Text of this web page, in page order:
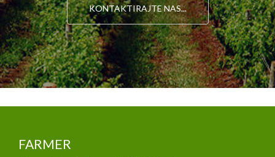
KONTAKTIRAJTE NAS...
FARMER